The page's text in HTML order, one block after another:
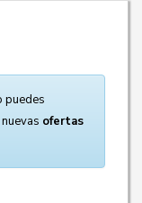
puedes
ofertas